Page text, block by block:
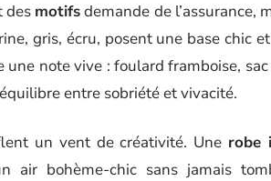
des motifsdemande de l’assurance,
gris, écru, posent une base chic
une note vive : foulard framboise,
entre sobriété et vivacité.
un vent de créativité. Une robe
air bohème-chic sans jamais